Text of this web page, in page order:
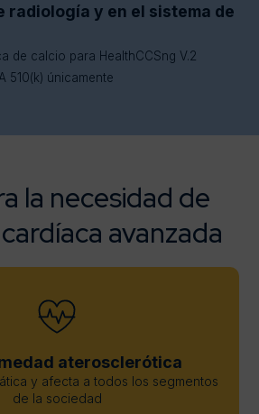
radiología y en el sistema de
de calcio para HealthCCSng V.2
510(k) únicamente
la necesidad de
avanzada
aterosclerótica
y afecta a todos los segmentos
de la sociedad